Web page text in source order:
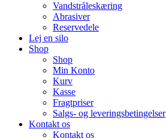
Vandstråleskæring
Abrasiver
Reservedele
Lej en silo
Shop
Shop
Min Konto
Kurv
Kasse
Fragtpriser
Salgs- og leveringsbetingelser
Kontakt os
Kontakt os